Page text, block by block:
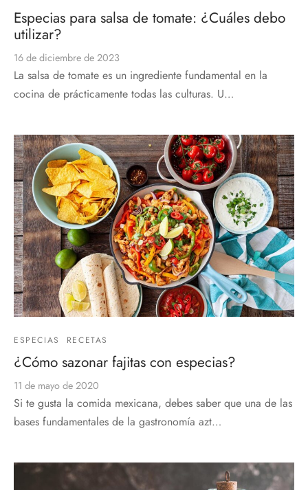
Especias para salsa de tomate: ¿Cuáles debo
utilizar?
16 de diciembre de 2023
La salsa de tomate es un ingrediente fundamental en la
cocina de prácticamente todas las culturas. U…
ESPECIAS RECETAS
¿Cómo sazonar fajitas con especias?
11 de mayo de 2020
Si te gusta la comida mexicana, debes saber que una de las
bases fundamentales de la gastronomía azt…